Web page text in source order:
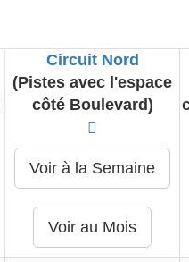
Circuit Nord
(Pistes avec l'espace
côté Boulevard)